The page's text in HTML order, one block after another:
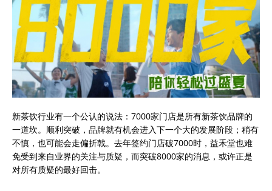
新茶饮行业有一个公认的说法：7000家门店是所有新茶饮品牌的
一道坎。顺利突破，品牌就有机会进入下一个大的发展阶段；稍有
不慎，也可能会走偏折戟。去年签约门店破7000时，益禾堂也难
免受到来自业界的关注与质疑，而突破8000家的消息，或许正是
对所有质疑的最好回击。